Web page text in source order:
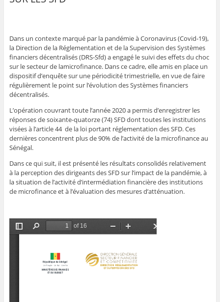
Dans un contexte marqué par la pandémie à Coronavirus (Covid-19),
la Direction de la Réglementation et de la Supervision des Systèmes
financiers décentralisés (DRS-Sfd) a engagé le suivi des effets du choc
sur le secteur de lamicrofinance. Dans ce cadre, elle amis en place un
dispositif d’enquête sur une périodicité trimestrielle, en vue de faire
régulièrement le point sur l’évolution des Systèmes financiers
décentralisés.
L’opération couvrant toute l’année 2020 a permis d’enregistrer les
réponses de soixante-quatorze (74) SFD dont toutes les institutions
visées à l’article 44 de la loi portant réglementation des SFD. Ces
dernières concentrent plus de 90% de l’activité de la microfinance au
Sénégal.
Dans ce qui suit, il est présenté les résultats consolidés relativement
à la perception des dirigeants des SFD sur l’impact de la pandémie, à
la situation de l’activité d’intermédiation financière des institutions
de microfinance et à l’évaluation des mesures d’atténuation.